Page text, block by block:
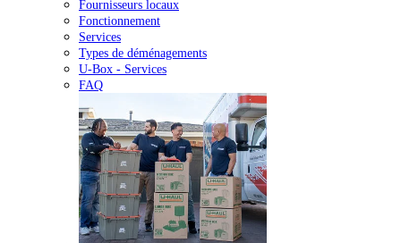
Fournisseurs locaux
Fonctionnement
Services
Types de déménagements
U-Box - Services
FAQ